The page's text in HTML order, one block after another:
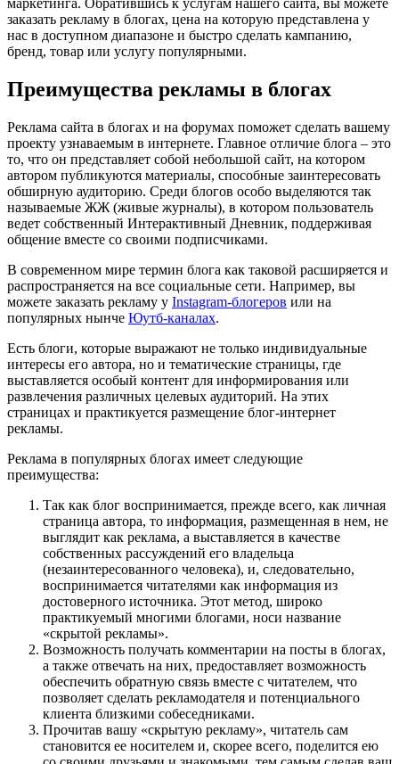
заказать рекламу в блогах, цена на которую представлена у
нас в доступном диапазоне и быстро сделать кампанию,
бренд, товар или услугу популярными.
Преимущества рекламы в блогах
Реклама сайта в блогах и на форумах поможет сделать вашему
проекту узнаваемым в интернете. Главное отличие блога – это
то, что он представляет собой небольшой сайт, на котором
автором публикуются материалы, способные заинтересовать
обширную аудиторию. Среди блогов особо выделяются так
называемые ЖЖ (живые журналы), в котором пользователь
ведет собственный Интерактивный Дневник, поддерживая
общение вместе со своими подписчиками.
В современном мире термин блога как таковой расширяется и
распространяется на все социальные сети. Например, вы
можете заказать рекламу у Instagram-блогеров или на
популярных нынче Юутб-каналах.
Есть блоги, которые выражают не только индивидуальные
интересы его автора, но и тематические страницы, где
выставляется особый контент для информирования или
развлечения различных целевых аудиторий. На этих
страницах и практикуется размещение блог-интернет
рекламы.
Реклама в популярных блогах имеет следующие
преимущества:
Так как блог воспринимается, прежде всего, как личная
страница автора, то информация, размещенная в нем, не
выглядит как реклама, а выставляется в качестве
собственных рассуждений его владельца
(незаинтересованного человека), и, следовательно,
воспринимается читателями как информация из
достоверного источника. Этот метод, широко
практикуемый многими блогами, носи название
«скрытой рекламы».
Возможность получать комментарии на посты в блогах,
а также отвечать на них, предоставляет возможность
обеспечить обратную связь вместе с читателем, что
позволяет сделать рекламодателя и потенциального
клиента близкими собеседниками.
Прочитав вашу «скрытую рекламу», читатель сам
становится ее носителем и, скорее всего, поделится ею